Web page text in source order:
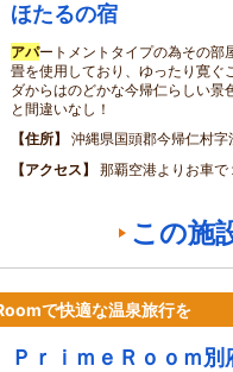
ほたるの宿
アパートメントタイプの為その部
畳を使用しており、ゆったり寛ぐ
ダからはのどかな今帰仁らしい景
と間違いなし！
住所
沖縄県国頭郡今帰仁村字
アクセス
那覇空港よりお車で
この施
で快適な温泉旅行を
ＰｒｉｍｅＲｏｏｍ